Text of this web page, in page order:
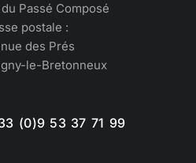
Passé Composé
postale :
des Prés
le-Bretonneux
(0)9 53 37 71 99